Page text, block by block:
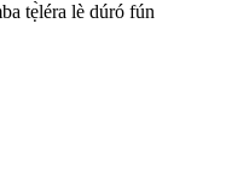
tẹ̀léra lè dúró fún